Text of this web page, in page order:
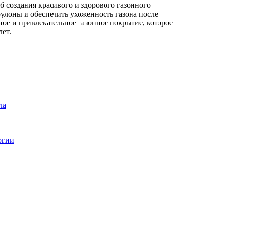
красивого и здорового газонного
и обеспечить ухоженность газона после
и привлекательное газонное покрытие, которое